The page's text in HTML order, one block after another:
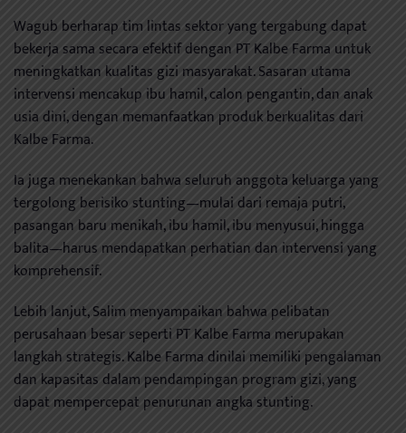
Wagub berharap tim lintas sektor yang tergabung dapat
bekerja sama secara efektif dengan PT Kalbe Farma untuk
meningkatkan kualitas gizi masyarakat. Sasaran utama
intervensi mencakup ibu hamil, calon pengantin, dan anak
usia dini, dengan memanfaatkan produk berkualitas dari
Kalbe Farma.
Ia juga menekankan bahwa seluruh anggota keluarga yang
tergolong berisiko stunting—mulai dari remaja putri,
pasangan baru menikah, ibu hamil, ibu menyusui, hingga
balita—harus mendapatkan perhatian dan intervensi yang
komprehensif.
Lebih lanjut, Salim menyampaikan bahwa pelibatan
perusahaan besar seperti PT Kalbe Farma merupakan
langkah strategis. Kalbe Farma dinilai memiliki pengalaman
dan kapasitas dalam pendampingan program gizi, yang
dapat mempercepat penurunan angka stunting.